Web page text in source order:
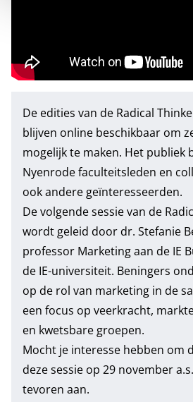
De edities van de Radical
blijven online beschikbaar om
mogelijk te maken. Het publiek
Nyenrode faculteitsleden en
ook andere geïnteresseerden.
De volgende sessie van de
wordt geleid door dr. Stefanie
professor Marketing aan de IE
de IE-universiteit. Beningers
op de rol van marketing in de
een focus op veerkracht,
en kwetsbare groepen.
Mocht je interesse hebben om
deze sessie op 29 november
tevoren aan.